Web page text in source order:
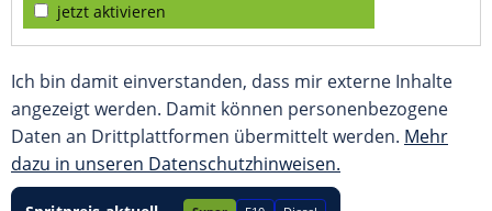
jetzt aktivieren
Ich bin damit einverstanden, dass mir externe Inhalte
angezeigt werden. Damit können personenbezogene
Daten an Drittplattformen übermittelt werden. Mehr
dazu in unseren Datenschutzhinweisen.